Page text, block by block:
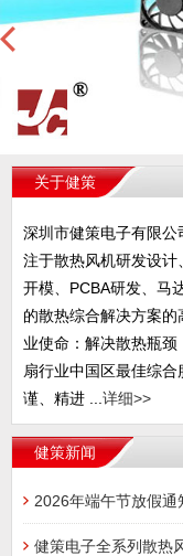
关于健策
深圳市健策电子有限
注于散热风机研发设
开模、PCBA研发、马
的散热综合解决方案
业使命：解决散热瓶
扇行业中国区最佳综
谨、精进 ... 详细>>
健策新闻
2026年端午节放假通
健策电子全系列散热